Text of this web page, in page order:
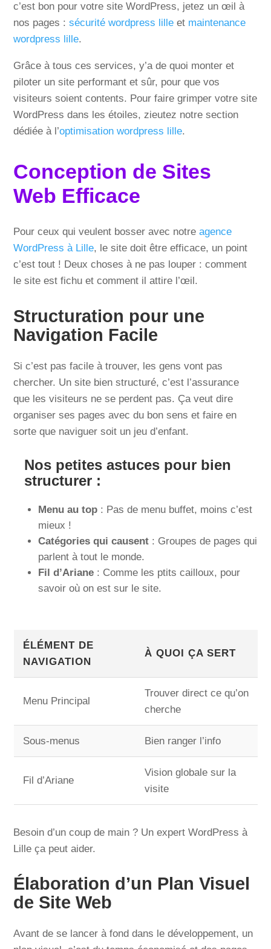
c’est bon pour votre site WordPress, jetez un œil à
nos pages :sécurité wordpress lille et maintenance
wordpress lille.
Grâce à tous ces services, y’a de quoi monter et
piloter un site performant et sûr, pour que vos
visiteurs soient contents. Pour faire grimper votre site
WordPress dans les étoiles, zieutez notre section
dédiée à l’optimisation wordpress lille.
Conception de Sites
Web Efficace
Pour ceux qui veulent bosser avec notreagence
WordPress à Lille, le site doit être efficace, un point
c’est tout ! Deux choses à ne pas louper : comment
le site est fichu et comment il attire l’œil.
Structuration pour une
Navigation Facile
Si c’est pas facile à trouver, les gens vont pas
chercher. Un site bien structuré, c’est l’assurance
que les visiteurs ne se perdent pas. Ça veut dire
organiser ses pages avec du bon sens et faire en
sorte que naviguer soit un jeu d’enfant.
Nos petites astuces pour bien
structurer :
Menu au top : Pas de menu buffet, moins c’est
mieux !
Catégories qui causent : Groupes de pages qui
parlent à tout le monde.
Fil d’Ariane : Comme les ptits cailloux, pour
savoir où on est sur le site.
ÉLÉMENT DE
NAVIGATION
À QUOI ÇA SERT
Menu Principal
Trouver direct ce qu’on
cherche
Sous-menus Bien ranger l’info
Fil d’Ariane
Vision globale sur la
visite
Besoin d’un coup de main ? Un expert WordPress à
Lille ça peut aider.
Élaboration d’un Plan Visuel
de Site Web
Avant de se lancer à fond dans le développement, un